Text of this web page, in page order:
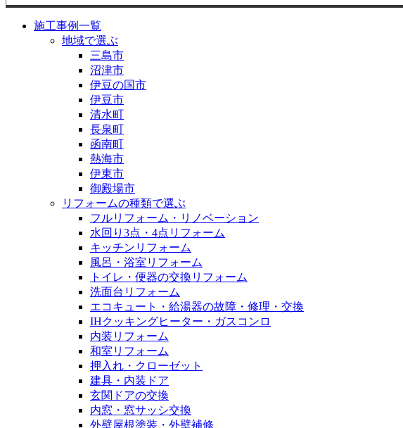
施工事例一覧
地域で選ぶ
三島市
沼津市
伊豆の国市
伊豆市
清水町
長泉町
函南町
熱海市
伊東市
御殿場市
リフォームの種類で選ぶ
フルリフォーム・リノベーション
水回り3点・4点リフォーム
キッチンリフォーム
風呂・浴室リフォーム
トイレ・便器の交換リフォーム
洗面台リフォーム
エコキュート・給湯器の故障・修理・交換
IHクッキングヒーター・ガスコンロ
内装リフォーム
和室リフォーム
押入れ・クローゼット
建具・内装ドア
玄関ドアの交換
内窓・窓サッシ交換
外壁屋根塗装・外壁補修